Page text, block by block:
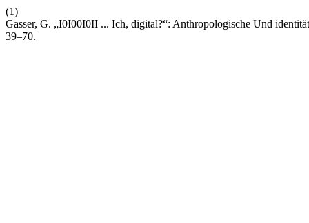
(1)
Gasser, G. „I0I00I0II ... Ich, digital?“: Anthropologische Und
39–70.